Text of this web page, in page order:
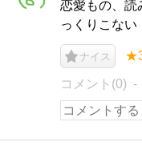
恋愛もの、読
っくりこない
ナイス
コメント(0)